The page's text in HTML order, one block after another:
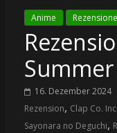
Anime
16. Dezember 2024
Rezension, Clap Co. Inc.
Sayonara no Deguchi,